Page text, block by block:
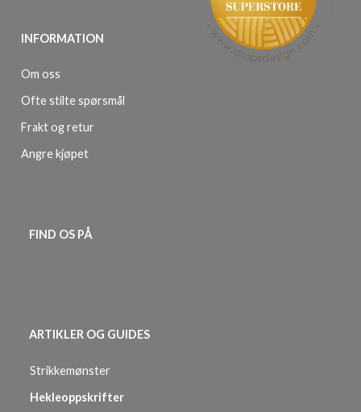
INFORMATION
Om oss
Ofte stilte spørsmål
Frakt og retur
Angre kjøpet
FIND OS PÅ
ARTIKLER OG GUIDES
Strikkemønster
Hekleoppskrifter